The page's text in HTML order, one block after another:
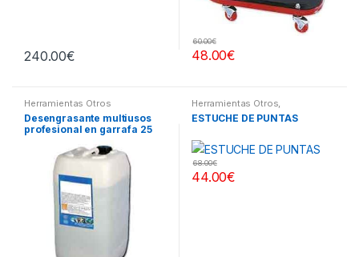
240.00€ 48.00€
60.00€
Herramientas Otros
Desengrasante multiusos
profesional en garrafa 25
Herramientas Otros,
Herramientas De Mano ,
Herramientas De Mano,
Extractores, Compresímetros,
otros
ESTUCHE DE PUNTAS
44.00€
68.00€